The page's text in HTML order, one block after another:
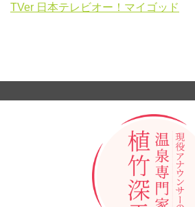
TVer 日本テレビオー！マイゴッド